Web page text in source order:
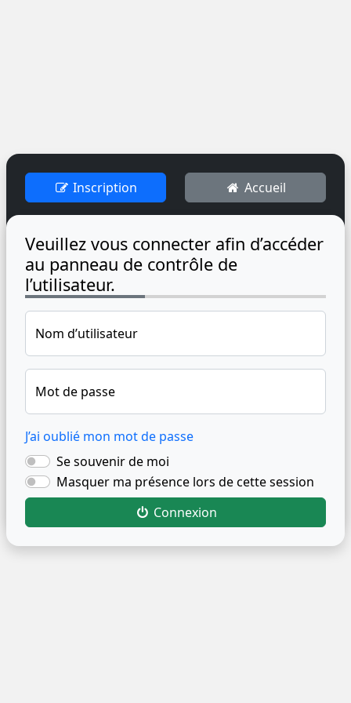
Inscription Accueil
Veuillez vous connecter afin d’accéder
au panneau de contrôle de
l’utilisateur.
Nom d’utilisateur
Mot de passe
J’ai oublié mon mot de passe
Se souvenir de moi
Masquer ma présence lors de cette session
Connexion